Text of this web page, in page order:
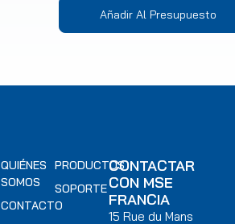
Añadir Al Presupuesto
PRODUCTOS
SOPORTE
QUIÉNES
SOMOS
CONTACTO
CONTACTAR
CON MSE
FRANCIA
15 Rue du Mans